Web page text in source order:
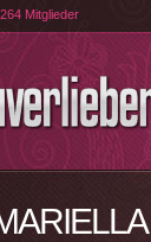
Mitglieder